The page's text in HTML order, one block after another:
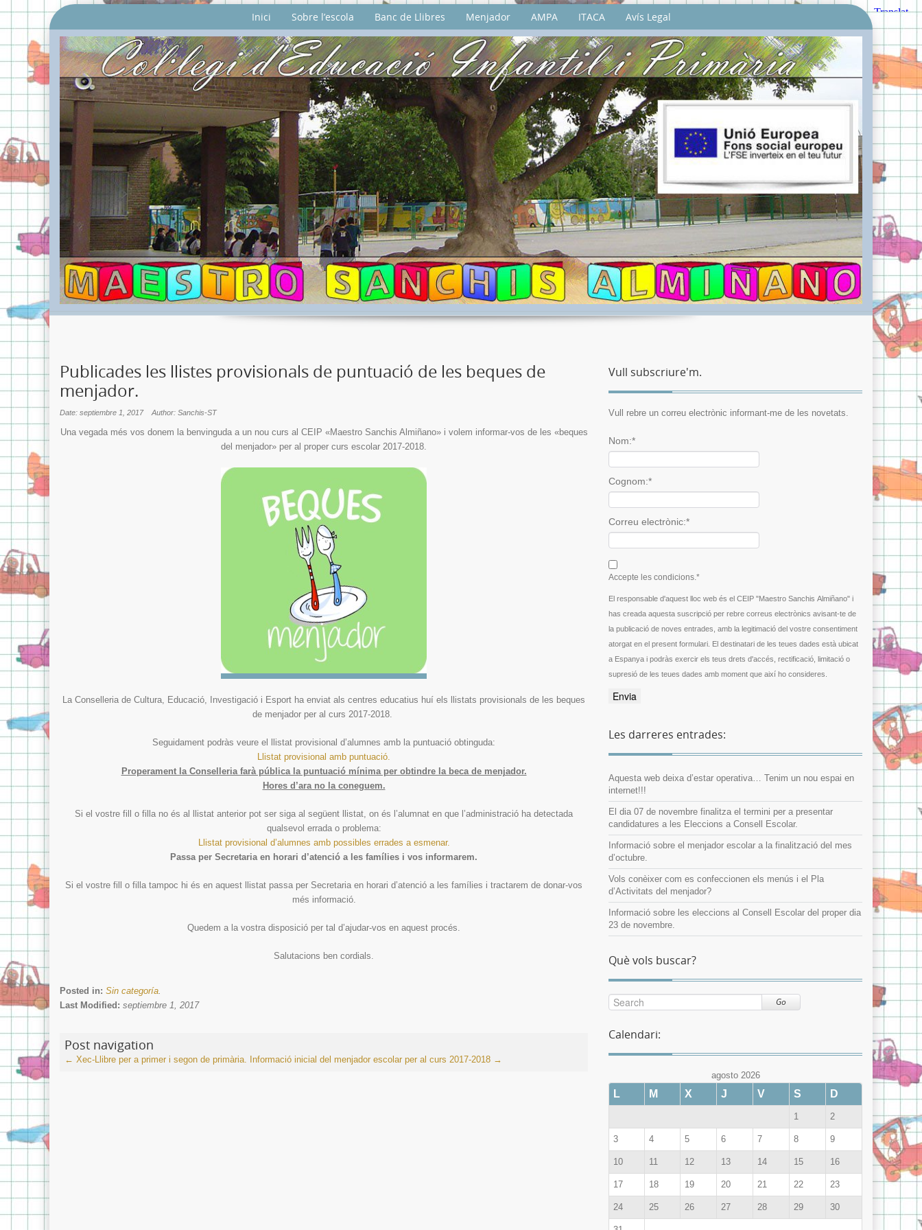
Inici Sobre l’escola Banc de Llibres Menjador AMPA ITACA Avís Legal
Publicades les llistes provisionals de puntuació de les beques de
menjador.
Date: septiembre 1, 2017 Author: Sanchis-ST
Una vegada més vos donem la benvinguda a un nou curs al CEIP «Maestro Sanchis Almiñano» i volem informar-vos de les «beques
del menjador» per al proper curs escolar 2017-2018.
La Conselleria de Cultura, Educació, Investigació i Esport ha enviat als centres educatius huí els llistats provisionals de les beques
de menjador per al curs 2017-2018.
Seguidament podràs veure el llistat provisional d’alumnes amb la puntuació obtinguda:
Llistat provisional amb puntuació.
Properament la Conselleria farà pública la puntuació mínima per obtindre la beca de menjador.
Hores d’ara no la coneguem.
Si el vostre fill o filla no és al llistat anterior pot ser siga al següent llistat, on és l’alumnat en que l’administració ha detectada
qualsevol errada o problema:
Llistat provisional d’alumnes amb possibles errades a esmenar.
Passa per Secretaria en horari d’atenció a les famílies i vos informarem.
Si el vostre fill o filla tampoc hi és en aquest llistat passa per Secretaria en horari d’atenció a les famílies i tractarem de donar-vos
més informació.
Quedem a la vostra disposició per tal d’ajudar-vos en aquest procés.
Salutacions ben cordials.
Posted in: Sin categoría.
Last Modified: septiembre 1, 2017
Post navigation
← Xec-Llibre per a primer i segon de primària. Informació inicial del menjador escolar per al curs 2017-2018 →
Vull subscriure'm.
Vull rebre un correu electrònic informant-me de les novetats.
Nom:*
Cognom:*
I agree terms and conditions.*
Correu electrònic:*
Accepte les condicions.*
El responsable d'aquest lloc web és el CEIP "Maestro Sanchis Almiñano" i
has creada aquesta suscripció per rebre correus electrònics avisant-te de
la publicació de noves entrades, amb la legitimació del vostre consentiment
atorgat en el present formulari. El destinatari de les teues dades està ubicat
a Espanya i podràs exercir els teus drets d'accés, rectificació, limitació o
supresió de les teues dades amb moment que així ho consideres.
Les darreres entrades:
Aquesta web deixa d’estar operativa… Tenim un nou espai en
internet!!!
El dia 07 de novembre finalitza el termini per a presentar
candidatures a les Eleccions a Consell Escolar.
Informació sobre el menjador escolar a la finalització del mes
d’octubre.
Vols conèixer com es confeccionen els menús i el Pla
d’Activitats del menjador?
Informació sobre les eleccions al Consell Escolar del proper dia
23 de novembre.
Què vols buscar?
Go
Calendari:
agosto 2026
L M X J V S D
1 2
3 4 5 6 7 8 9
10 11 12 13 14 15 16
17 18 19 20 21 22 23
24 25 26 27 28 29 30